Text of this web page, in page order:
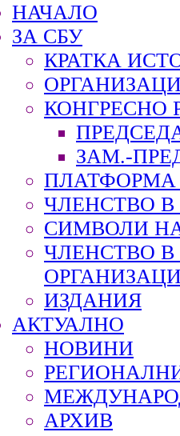
НАЧАЛО
ЗА СБУ
КРАТКА
КОНГРЕСНО
ЗАМ.-
ПЛАТФОРМА
ЧЛЕНСТВО В
СИМВОЛИ
ЧЛЕНСТВО
ИЗДАНИЯ
АКТУАЛНО
НОВИНИ
АРХИВ